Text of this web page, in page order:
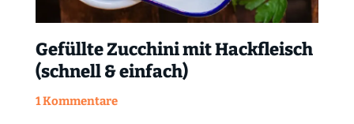
Gefüllte Zucchini mit Hackfleisch
(schnell & einfach)
1 Kommentare